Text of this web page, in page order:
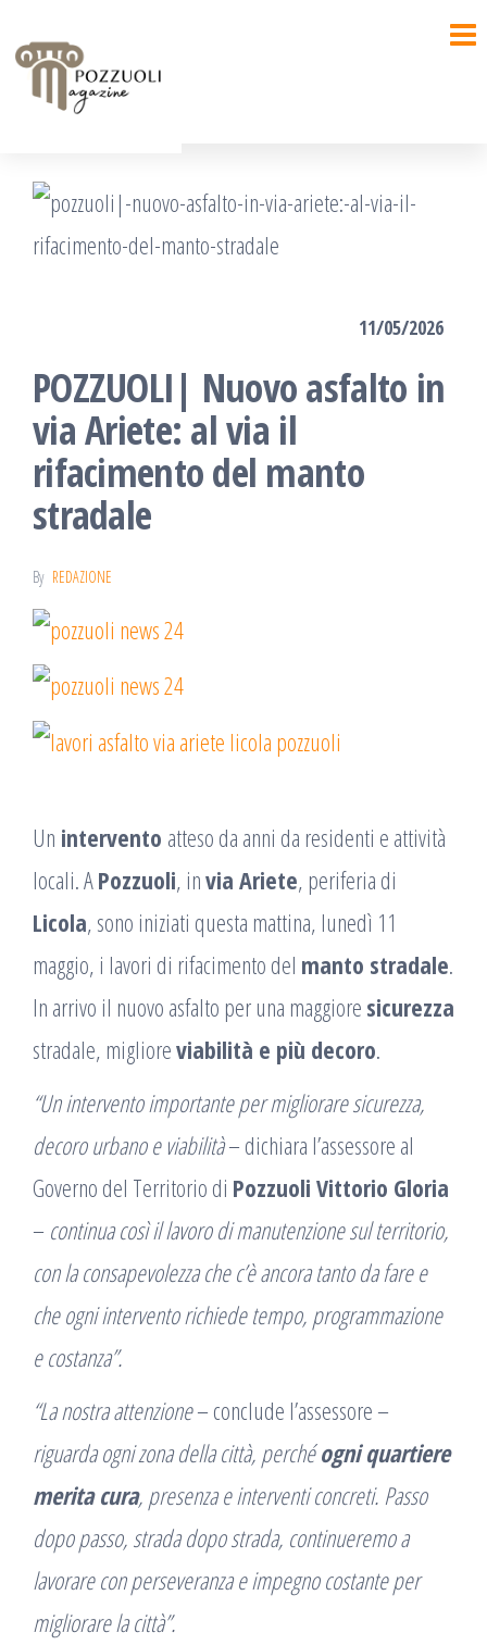
contenuto
11/05/2026
POZZUOLI| Nuovo asfalto in
via Ariete: al via il
rifacimento del manto
stradale
By REDAZIONE
Un intervento atteso da anni da residenti e attività
locali. APozzuoli, invia Ariete, periferia di
Licola, sono iniziati questa mattina, lunedì 11
maggio, i lavori di rifacimento del manto stradale.
In arrivo il nuovo asfalto per una maggiore sicurezza
stradale, miglioreviabilità e più decoro.
“Un intervento importante per migliorare sicurezza,
decoro urbano e viabilità– dichiara l’assessore al
Governo del Territorio di Pozzuoli Vittorio Gloria
– continua così il lavoro di manutenzione sul territorio,
con la consapevolezza che c’è ancora tanto da fare e
che ogni intervento richiede tempo, programmazione
e costanza”.
“La nostra attenzione– conclude l’assessore –
riguarda ogni zona della città, perchéogni quartiere
merita cura, presenza e interventi concreti. Passo
dopo passo, strada dopo strada, continueremo a
lavorare con perseveranza e impegno costante per
migliorare la città”.